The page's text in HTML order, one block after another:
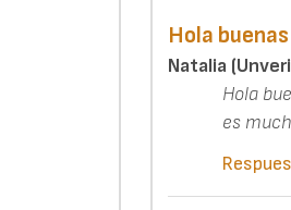
Hola
Natalia
Hola
es